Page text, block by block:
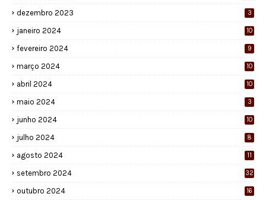
dezembro 2023 3
janeiro 2024 10
fevereiro 2024 9
março 2024 10
abril 2024 10
maio 2024 3
junho 2024 10
julho 2024 8
agosto 2024 11
setembro 2024 32
outubro 2024 16